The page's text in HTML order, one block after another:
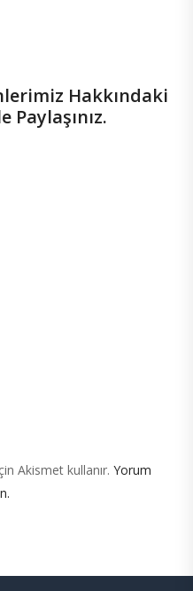
Hakkındaki
Akismet kullanır. Yorum